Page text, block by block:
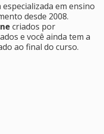
em ensino
desde 2008.
criados por
e você ainda tem a
ao final do curso.